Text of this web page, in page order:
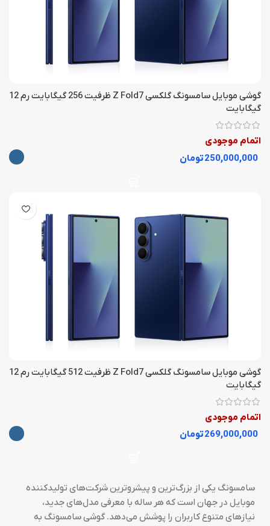
گوشی موبايل سامسونگ گلکسی Z Fold7 ظرفیت 256 گیگابایت رم 12
گیگابایت
اتمام موجودی
تومان
گوشی موبايل سامسونگ گلکسی Z Fold7 ظرفیت 512 گیگابایت رم 12
گیگابایت
اتمام موجودی
تومان
سامسونگ یکی از بزرگ‌ترین و پیشروترین شرکت‌های تولیدکننده
موبایل در جهان است که هر ساله با معرفی مدل‌های جدید،
نیازهای متنوع کاربران را پوشش می‌دهد. گوشی سامسونگ به